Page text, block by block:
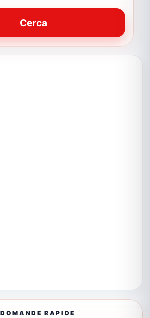
Cerca
DOMANDE RAPIDE